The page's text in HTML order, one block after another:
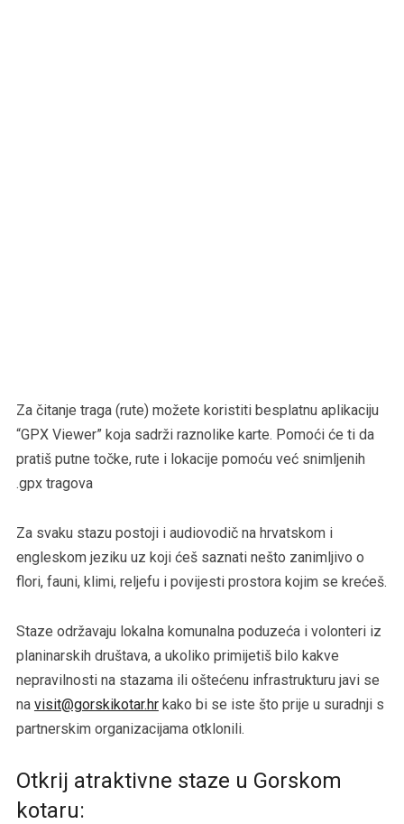
Za čitanje traga (rute) možete koristiti besplatnu aplikaciju
“GPX Viewer” koja sadrži raznolike karte. Pomoći će ti da
pratiš putne točke, rute i lokacije pomoću već snimljenih
.gpx tragova
Za svaku stazu postoji i audiovodič na hrvatskom i
engleskom jeziku uz koji ćeš saznati nešto zanimljivo o
flori, fauni, klimi, reljefu i povijesti prostora kojim se krećeš.
Staze održavaju lokalna komunalna poduzeća i volonteri iz
planinarskih društava, a ukoliko primijetiš bilo kakve
nepravilnosti na stazama ili oštećenu infrastrukturu javi se
na visit@gorskikotar.hrkako bi se iste što prije u suradnji s
partnerskim organizacijama otklonili.
Otkrij atraktivne staze u Gorskom
kotaru: